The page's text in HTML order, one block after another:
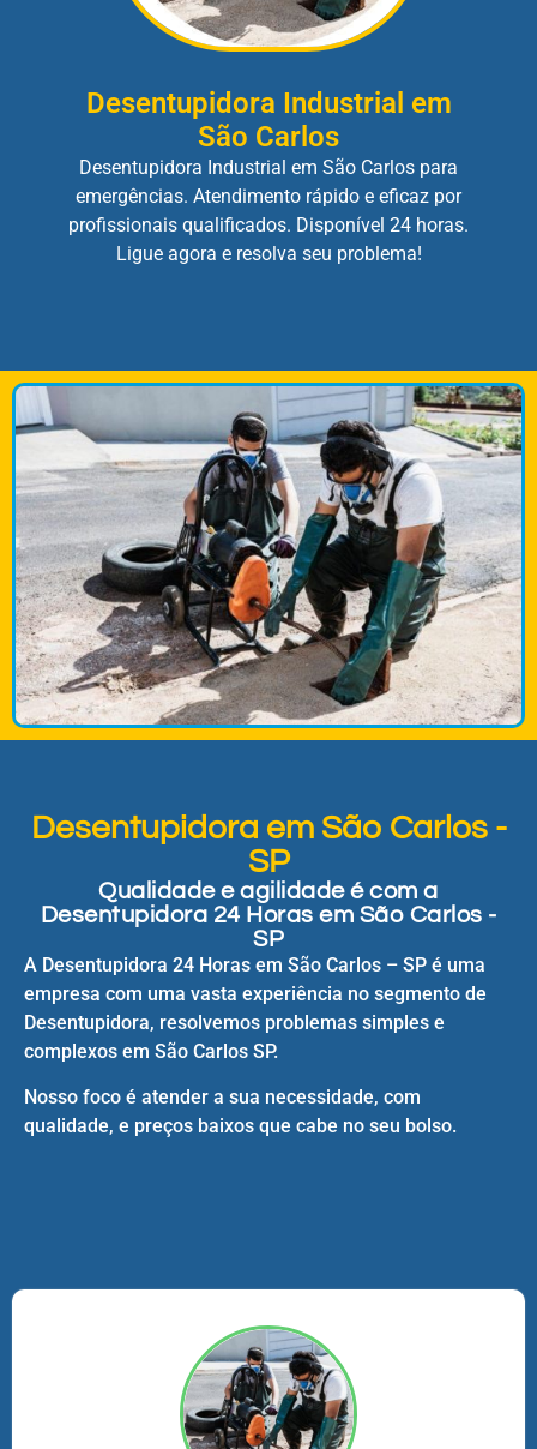
Desentupidora Industrial em
São Carlos
Desentupidora Industrial em São Carlos para
emergências. Atendimento rápido e eficaz por
profissionais qualificados. Disponível 24 horas.
Ligue agora e resolva seu problema!
Desentupidora em São Carlos -
SP
Qualidade e agilidade é com a
Desentupidora 24 Horas em São Carlos -
SP
A Desentupidora 24 Horas em São Carlos – SP é uma
empresa com uma vasta experiência no segmento de
Desentupidora, resolvemos problemas simples e
complexos em São Carlos SP.
Nosso foco é atender a sua necessidade, com
qualidade, e preços baixos que cabe no seu bolso.